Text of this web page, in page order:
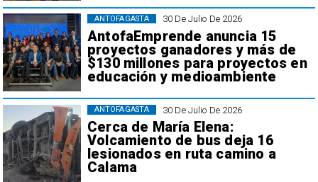
30 De Julio De 2026
AntofaEmprende anuncia 15
proyectos ganadores y más de
$130 millones para proyectos en
educación y medioambiente
ANTOFAGASTA
30 De Julio De 2026
Cerca de María Elena:
Volcamiento de bus deja 16
lesionados en ruta camino a
Calama
ANTOFAGASTA